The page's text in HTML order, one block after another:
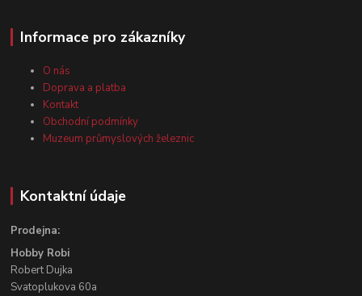
Informace pro zákazníky
O nás
Doprava a platba
Kontakt
Obchodní podmínky
Muzeum průmyslových železnic
Kontaktní údaje
Prodejna:
Hobby Robi
Robert Dujka
Svatoplukova 60a